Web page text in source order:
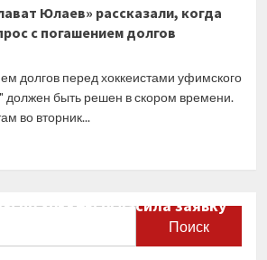
Юлаев» рассказали, когда
с погашением долгов
долгов перед хоккеистами уфимского
быть решен в скором времени.
во вторник...
по хоккею огласила заявку